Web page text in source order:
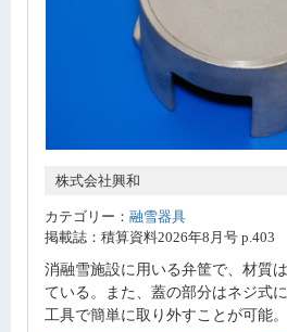
株式会社興和
カテゴリー： 融雪器具
掲載誌：積算資料2026年8月号 p.403
消融雪施設に用いる弁筐で、材質
ている。また、蓋の部分はネジ式
工具で簡単に取り外すことが可能。